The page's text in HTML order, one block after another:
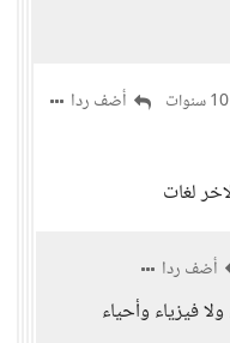
أضف ردا
لغات
أضف ردا
فيزياء وأحياء